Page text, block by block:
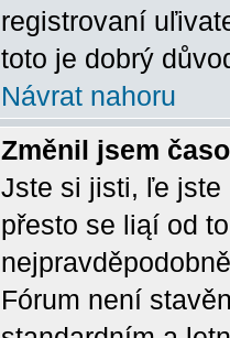
registrovaní
toto je dobrý
Návrat nahoru
Změnil jsem
Jste si jisti, ľe jste
přesto se liąí od
Fórum není